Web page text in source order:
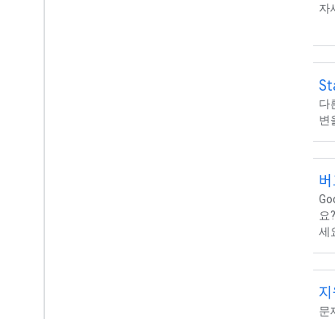
자
다
변
요
세
지
문